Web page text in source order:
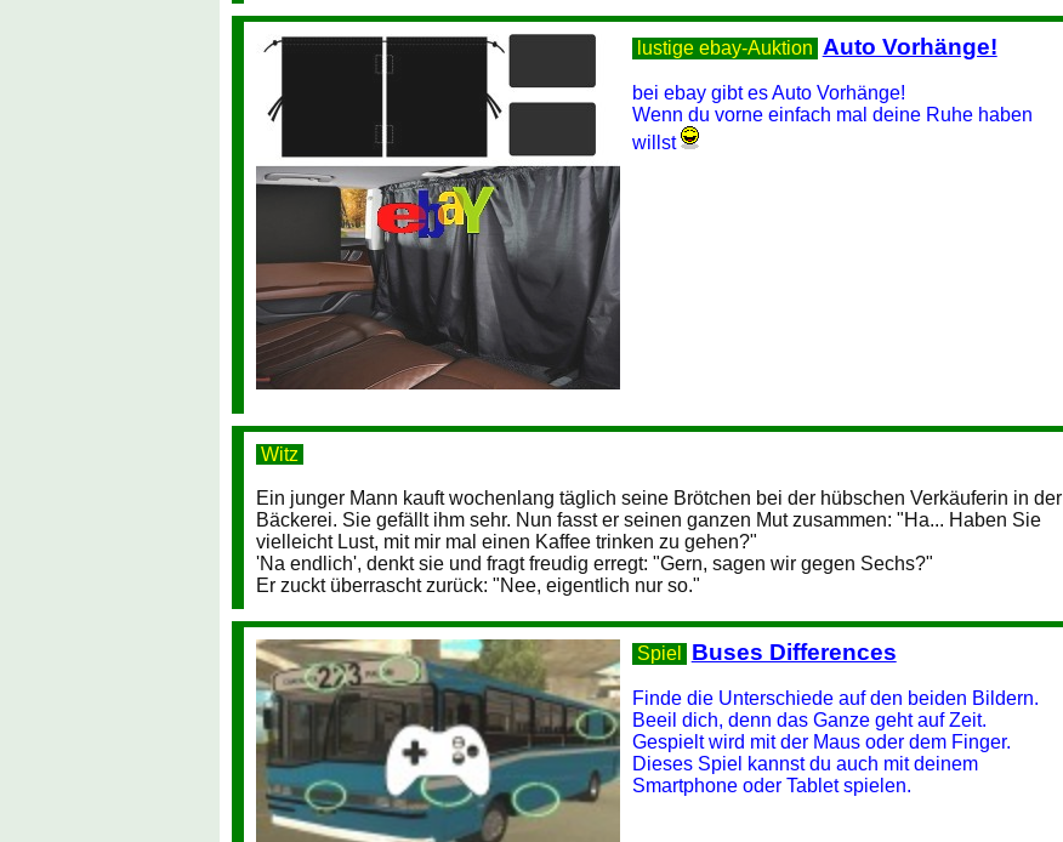
lustige ebay-Auktion Auto Vorhänge!
bei ebay gibt es Auto Vorhänge!
Wenn du vorne einfach mal deine Ruhe haben
willst
Witz
Ein junger Mann kauft wochenlang täglich seine Brötchen bei der hübschen Verkäuferin in der
Bäckerei. Sie gefällt ihm sehr. Nun fasst er seinen ganzen Mut zusammen: "Ha... Haben Sie
vielleicht Lust, mit mir mal einen Kaffee trinken zu gehen?"
'Na endlich', denkt sie und fragt freudig erregt: "Gern, sagen wir gegen Sechs?"
Er zuckt überrascht zurück: "Nee, eigentlich nur so."
Spiel Buses Differences
Finde die Unterschiede auf den beiden Bildern.
Beeil dich, denn das Ganze geht auf Zeit.
Gespielt wird mit der Maus oder dem Finger.
Dieses Spiel kannst du auch mit deinem
Smartphone oder Tablet spielen.